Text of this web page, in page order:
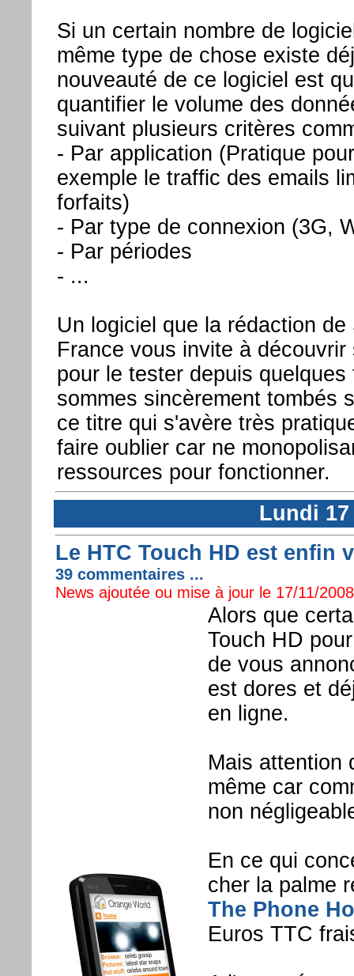
Si un certain nombre de
même type de chose existe
nouveauté de ce logiciel est
quantifier le volume des
suivant plusieurs critères
- Par application (Pratique
exemple le traffic des emails
forfaits)
- Par type de connexion (3G,
- Par périodes
- ...
Un logiciel que la rédaction de
France vous invite à
pour le tester depuis
sommes sincèrement tombés
ce titre qui s'avère très
faire oublier car ne
ressources pour fonctionner.
Lundi 17
Le HTC Touch HD est enfin
39 commentaires ...
News ajoutée ou mise à jour le 17/11/
Alors que
Touch HD
de vous
est dores et
en ligne.
Mais attention
même car
non
En ce qui
cher la palme
The Phone
Euros TTC